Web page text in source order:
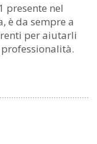
presente nel
è da sempre a
per aiutarli